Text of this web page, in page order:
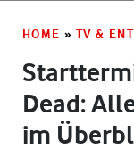
HOME » TV &
Dead:
im